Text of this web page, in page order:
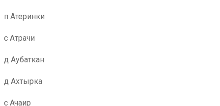
п Атеринки
с Атрачи
д Аубаткан
д Ахтырка
с Ачаир